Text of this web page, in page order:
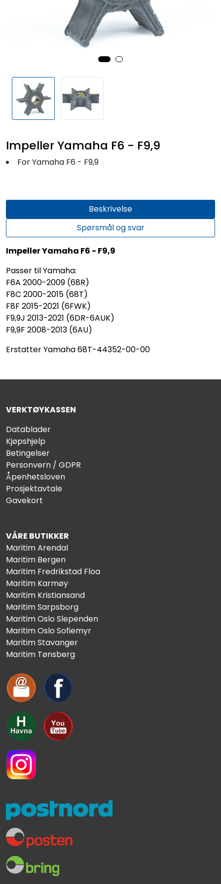
Impeller Yamaha F6 - F9,9
For Yamaha F6 - F9,9
Beskrivelse
Spørsmål og svar
Impeller Yamaha F6 - F9,9
Passer til Yamaha:
F6A 2000-2009 (68R)
F8C 2000-2015 (68T)
F8F 2015-2021 (6FWK)
F9,9J 2013-2021 (6DR-6AUK)
F9,9F 2008-2013 (6AU)
Erstatter Yamaha 68T-44352-00-00
VERKTØYKASSEN
Datablader
Kjøpshjelp
Betingelser
Personvern / GDPR
Åpenhetsloven
Prosjektavtale
Gavekort
VÅRE BUTIKKER
Maritim Arendal
Maritim Bergen
Maritim Fredrikstad Floa
Maritim Karmøy
Maritim Kristiansand
Maritim Sarpsborg
Maritim Oslo Slependen
Maritim Oslo Sofiemyr
Maritim Stavanger
Maritim Tønsberg
Fritid/Sikkerhet
Seil
Outlet
Kampanje